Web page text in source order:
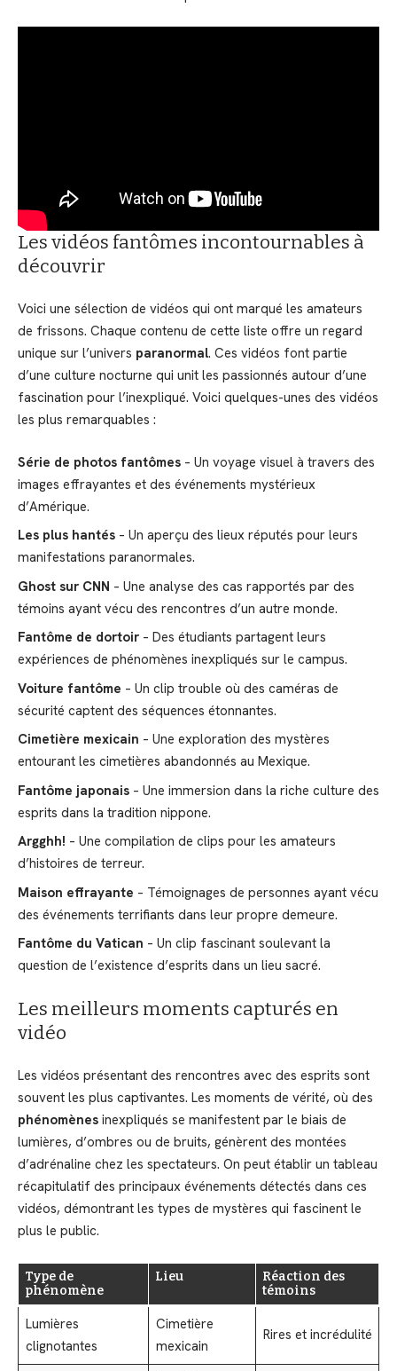
Les vidéos fantômes incontournables à
découvrir
Voici une sélection de vidéos qui ont marqué les amateurs
de frissons. Chaque contenu de cette liste offre un regard
unique sur l’univers paranormal. Ces vidéos font partie
d’une culture nocturne qui unit les passionnés autour d’une
fascination pour l’inexpliqué. Voici quelques-unes des vidéos
les plus remarquables :
Série de photos fantômes – Un voyage visuel à travers des
images effrayantes et des événements mystérieux
d’Amérique.
Les plus hantés – Un aperçu des lieux réputés pour leurs
manifestations paranormales.
Ghost sur CNN – Une analyse des cas rapportés par des
témoins ayant vécu des rencontres d’un autre monde.
Fantôme de dortoir – Des étudiants partagent leurs
expériences de phénomènes inexpliqués sur le campus.
Voiture fantôme – Un clip trouble où des caméras de
sécurité captent des séquences étonnantes.
Cimetière mexicain – Une exploration des mystères
entourant les cimetières abandonnés au Mexique.
Fantôme japonais – Une immersion dans la riche culture des
esprits dans la tradition nippone.
Argghh! – Une compilation de clips pour les amateurs
d’histoires de terreur.
Maison effrayante – Témoignages de personnes ayant vécu
des événements terrifiants dans leur propre demeure.
Fantôme du Vatican – Un clip fascinant soulevant la
question de l’existence d’esprits dans un lieu sacré.
Les meilleurs moments capturés en
vidéo
Les vidéos présentant des rencontres avec des esprits sont
souvent les plus captivantes. Les moments de vérité, où des
phénomènes inexpliqués se manifestent par le biais de
lumières, d’ombres ou de bruits, génèrent des montées
d’adrénaline chez les spectateurs. On peut établir un tableau
récapitulatif des principaux événements détectés dans ces
vidéos, démontrant les types de mystères qui fascinent le
plus le public.
Type de
phénomène
Lieu
Réaction des
témoins
Lumières
clignotantes
Cimetière
mexicain
Rires et incrédulité